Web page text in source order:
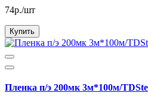
74р./шт
Купить
Пленка п/э 200мк 3м*100м/